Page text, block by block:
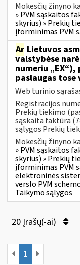
Mokesčių žinyno
» PVM sąskaitos
skyrius) » Prekių
įforminimas PVM
Ar Lietuvos
valstybėse
numeriu
paslaugas
Web turinio
Registracijos
Prekių tiekimo
sąskaita faktūra
sąlygos Prekių
Mokesčių žinyno
» PVM sąskaitos
skyrius) » Prekių
įforminimas PVM
elektroninės
verslo PVM
Taikymo sąlygos
20 Įrašų(-ai)
1